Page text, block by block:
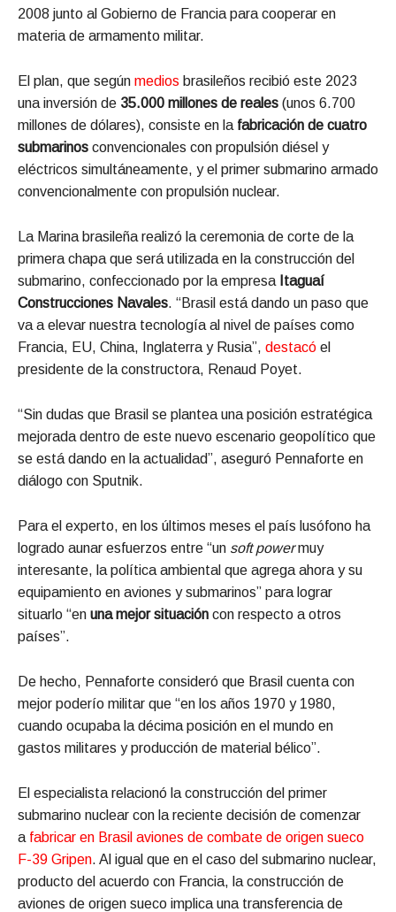
2008 junto al Gobierno de Francia para cooperar en
materia de armamento militar.
El plan, que según medios brasileños recibió este 2023
una inversión de 35.000 millones de reales (unos 6.700
millones de dólares), consiste en la fabricación de cuatro
submarinos convencionales con propulsión diésel y
eléctricos simultáneamente, y el primer submarino armado
convencionalmente con propulsión nuclear.
La Marina brasileña realizó la ceremonia de corte de la
primera chapa que será utilizada en la construcción del
submarino, confeccionado por la empresa Itaguaí
Construcciones Navales. “Brasil está dando un paso que
va a elevar nuestra tecnología al nivel de países como
Francia, EU, China, Inglaterra y Rusia”, destacó el
presidente de la constructora, Renaud Poyet.
“Sin dudas que Brasil se plantea una posición estratégica
mejorada dentro de este nuevo escenario geopolítico que
se está dando en la actualidad”, aseguró Pennaforte en
diálogo con Sputnik.
Para el experto, en los últimos meses el país lusófono ha
logrado aunar esfuerzos entre “un soft powermuy
interesante, la política ambiental que agrega ahora y su
equipamiento en aviones y submarinos” para lograr
situarlo “en una mejor situación con respecto a otros
países”.
De hecho, Pennaforte consideró que Brasil cuenta con
mejor poderío militar que “en los años 1970 y 1980,
cuando ocupaba la décima posición en el mundo en
gastos militares y producción de material bélico”.
El especialista relacionó la construcción del primer
submarino nuclear con la reciente decisión de comenzar
a fabricar en Brasil aviones de combate de origen sueco
F-39 Gripen. Al igual que en el caso del submarino nuclear,
producto del acuerdo con Francia, la construcción de
aviones de origen sueco implica una transferencia de